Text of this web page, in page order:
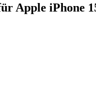
Apple iPhone